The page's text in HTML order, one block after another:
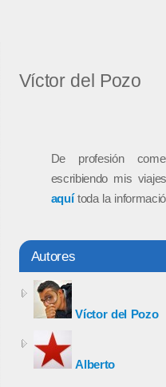
Víctor del Pozo
De profesión
escribiendo mis
aquítoda la
Autores
Víctor del Pozo
Alberto